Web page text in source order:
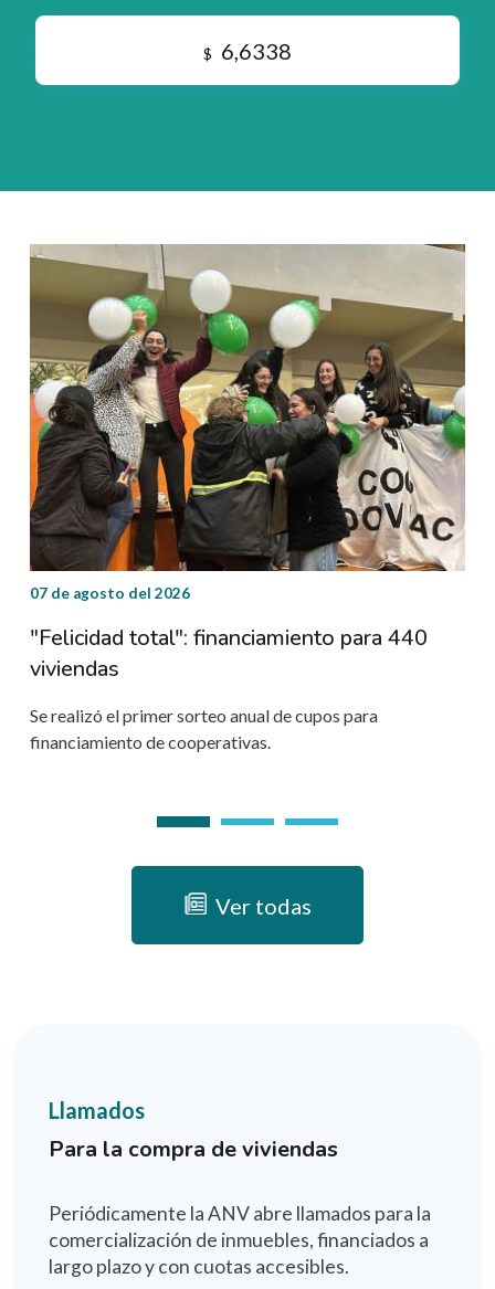
$ 6,6338
07 de agosto del 2026
"Felicidad total": financiamiento para 440
viviendas
Se realizó el primer sorteo anual de cupos para
financiamiento de cooperativas.
Ver todas
Llamados
Para la compra de viviendas
Periódicamente la ANV abre llamados para la
comercialización de inmuebles, financiados a
largo plazo y con cuotas accesibles.